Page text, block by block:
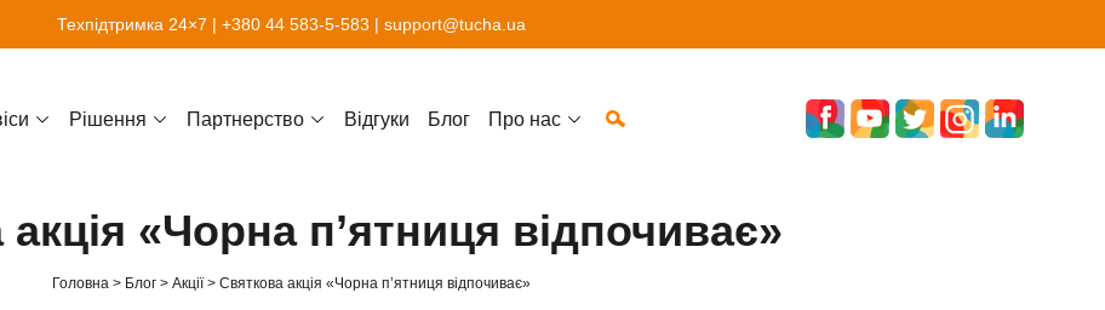
Техпідтримка 24×7 | +380 44 583-5-583 | support@tucha.ua
Рішення Партнерство Відгуки Блог Про нас
«Чорна п’ятниця відпочиває»
Головна Блог Акції Святкова акція «Чорна п’ятниця відпочиває»